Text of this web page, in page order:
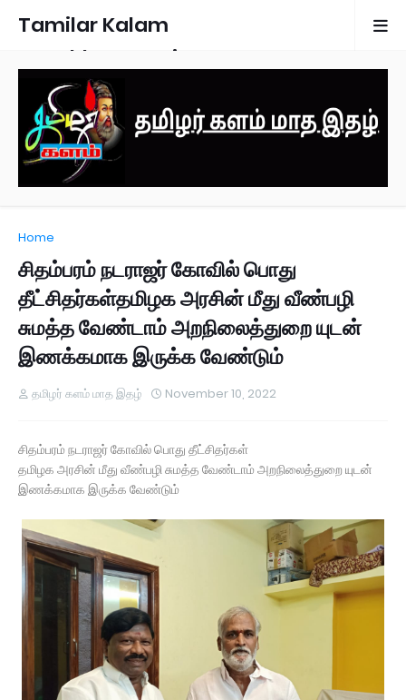
Tamilar Kalam
Monthly Magazine
Home
சிதம்பரம் நடராஜர் கோவில் பொது
தீட்சிதர்கள்தமிழக அரசின் மீது வீண்பழி
சுமத்த வேண்டாம் அறநிலைத்துறை யுடன்
இணக்கமாக இருக்க வேண்டும்
தமிழர் களம் மாத இதழ் November 10, 2022
சிதம்பரம் நடராஜர் கோவில் பொது தீட்சிதர்கள்
தமிழக அரசின் மீது வீண்பழி சுமத்த வேண்டாம் அறநிலைத்துறை யுடன்
இணக்கமாக இருக்க வேண்டும்